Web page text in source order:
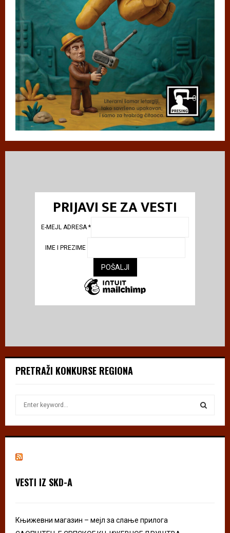
PRIJAVI SE ZA VESTI
E-MEJL ADRESA*
IME I PREZIME
PRETRAŽI KONKURSE REGIONA
h
r
S
VESTI IZ SKD-A
Књижевни магазин – мејл за слање прилога